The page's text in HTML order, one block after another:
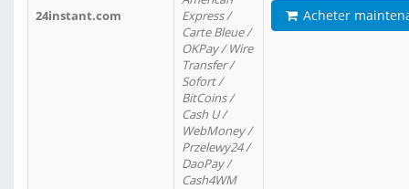
24instant.com
Express /
Carte Bleue /
OKPay / Wire
Transfer /
Sofort /
BitCoins /
Cash U /
WebMoney /
Przelewy24 /
DaoPay /
Cash4WM
Acheter